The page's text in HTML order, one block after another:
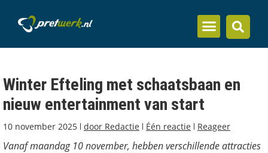
Winter Efteling met schaatsbaan en
nieuw entertainment van start
10 november 2025 door Redactie Één reactie Reageer
Vanaf maandag 10 november, hebben verschillende attracties